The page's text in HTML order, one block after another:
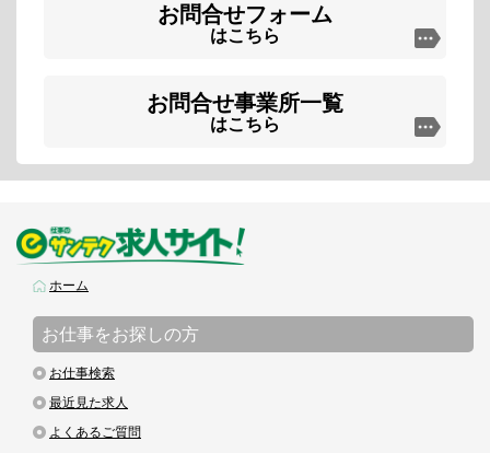
お問合せフォーム
はこちら
お問合せ事業所一覧
はこちら
ホーム
お仕事をお探しの方
お仕事検索
最近見た求人
よくあるご質問